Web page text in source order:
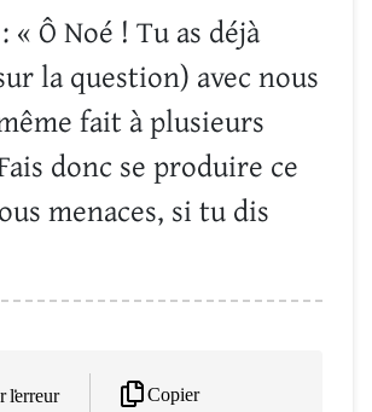
Ô Noé ! Tu as déjà
la question) avec nous
fait à plusieurs
donc se produire ce
menaces, si tu dis
l'erreur Copier